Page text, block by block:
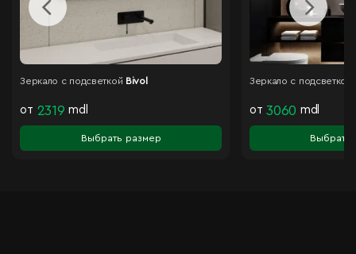
Зеркало с подсветкой Bivol
от 2319 mdl
Выбрать размер
Зеркало с подсветкой
от 3060 mdl
Выбрать